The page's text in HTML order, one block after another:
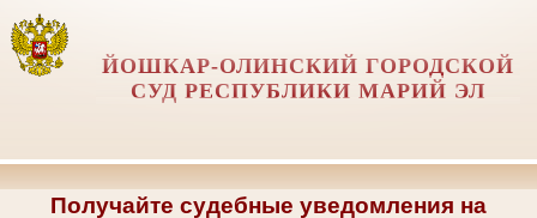
ЙОШКАР-ОЛИНСКИЙ ГОРОДСКОЙ
СУД РЕСПУБЛИКИ МАРИЙ ЭЛ
Получайте судебные уведомления на